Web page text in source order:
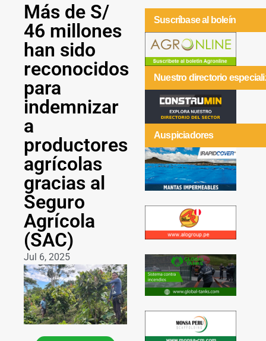
Más de S/
46 millones
han sido
reconocidos
para
indemnizar
a
productores
agrícolas
gracias al
Seguro
Agrícola
(SAC)
Jul 6, 2025
Suscríbase al boleín
Nuestro directorio
Auspiciadores